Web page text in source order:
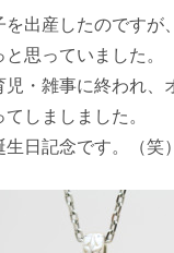
を出産したのですが
思っていました。
児・雑事に終われ、
しましました。
日記念です。（笑）